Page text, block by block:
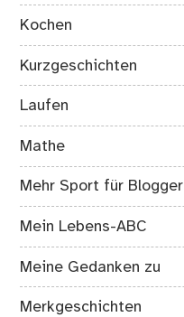
Kochen
Kurzgeschichten
Laufen
Mathe
Mehr Sport für Blogger
Mein Lebens-ABC
Meine Gedanken zu
Merkgeschichten